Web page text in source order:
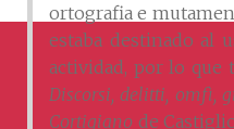
ortografia e
estaba destinado al
actividad, por lo que
Discorsi, delitti, omfì,
Cortigiano de